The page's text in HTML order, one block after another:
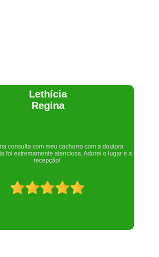
Joelma Lilian
Sempre serei grata pelo que fizeram por
nós!